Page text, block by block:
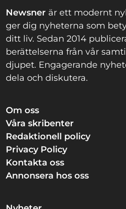
Newsner är ett modernt
ger dig nyheterna som
ditt liv. Sedan 2014
berättelserna från vår
djupet. Engagerande
dela och diskutera.
Om oss
Våra skribenter
Redaktionell policy
Privacy Policy
Kontakta oss
Annonsera hos oss